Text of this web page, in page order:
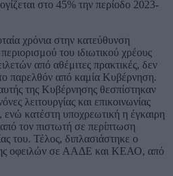
στο 45% την περίοδο 2023-
χρόνια στην κατεύθυνση
του ιδιωτικού χρέους
από αθέμιτες πρακτικές, δεν
παρελθόν από καμία Κυβέρνηση.
της Κυβέρνησης θεσπίστηκαν
λειτουργίας και επικοινωνίας
ενώ κατέστη υποχρεωτική η έγκαιρη
τον πιστωτή σε περίπτωση
του. Τέλος, διπλασιάστηκε ο
οφειλών σε ΑΑΔΕ και ΚΕΑΟ, από